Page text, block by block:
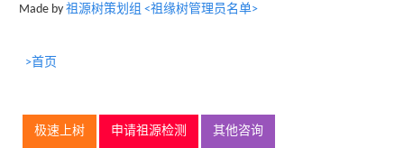
Made by 祖源树策划组 <祖缘树管理员名单>
>首页
极速上树 申请祖源检测 其他咨询